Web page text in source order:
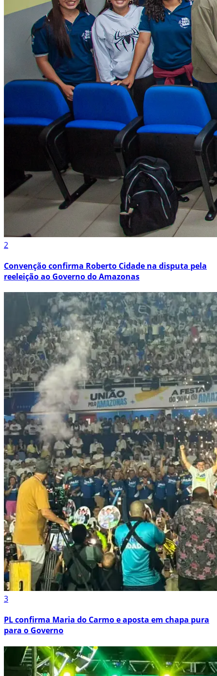
2
Convenção confirma Roberto Cidade na disputa pela
reeleição ao Governo do Amazonas
3
PL confirma Maria do Carmo e aposta em chapa pura
para o Governo